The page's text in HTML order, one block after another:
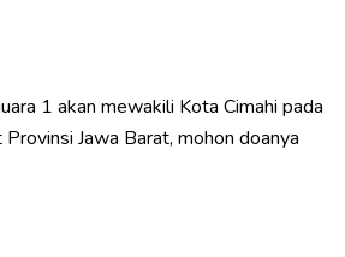
1 akan mewakili Kota Cimahi pada
Jawa Barat, mohon doanya